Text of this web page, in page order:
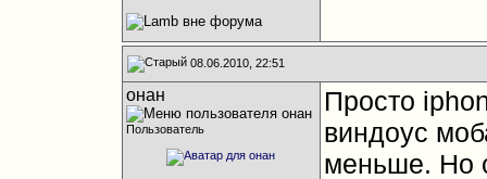
08.06.2010, 22:51
oнан
Пользователь
Просто
виндоус
меньше. Но